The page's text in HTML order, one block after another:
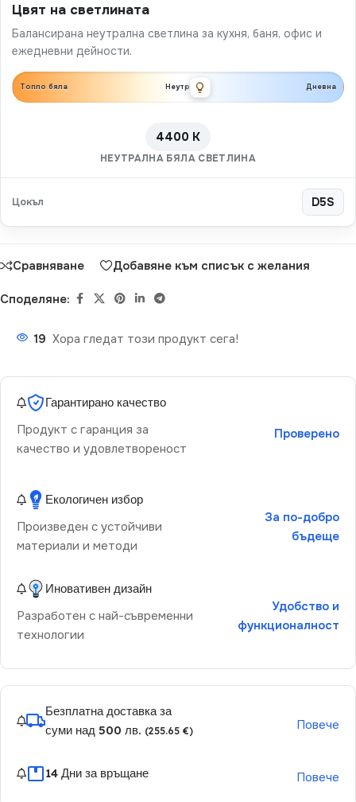
Цвят на светлината
Балансирана неутрална светлина за кухня, баня, офис и
ежедневни дейности.
Топло бяла Неутрална Дневна
4400 K
НЕУТРАЛНА БЯЛА СВЕТЛИНА
Цокъл D5S
Сравняване Добавяне към списък с желания
Споделяне:
19 Хора гледат този продукт сега!
Гарантирано качество
Продукт с гаранция за
качество и удовлетвореност
Проверено
Екологичен избор
Произведен с устойчиви
материали и методи
За по-добро
бъдеще
Иновативен дизайн
Разработен с най-съвременни
технологии
Удобство и
функционалност
Безплатна доставка за
суми над 500 лв. (255.65 €) Повече
14 Дни за връщане Повече